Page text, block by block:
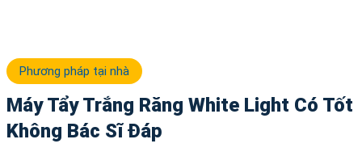
Phương pháp tại nhà
Máy Tẩy Trắng Răng White Light Có Tốt
Không Bác Sĩ Đáp